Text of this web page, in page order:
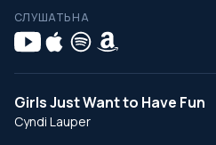
СЛУШАТЬ НА
Girls Just Want to Have Fun
Cyndi Lauper